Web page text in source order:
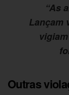
“As
Lançam
Outras